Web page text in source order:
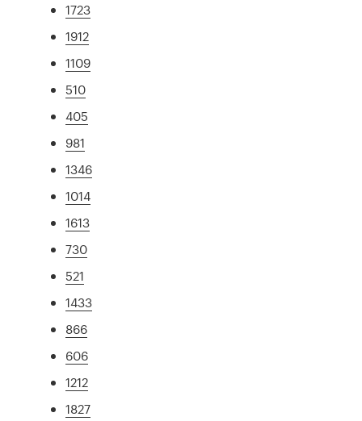
1723
1912
1109
510
405
981
1346
1014
1613
730
521
1433
866
606
1212
1827